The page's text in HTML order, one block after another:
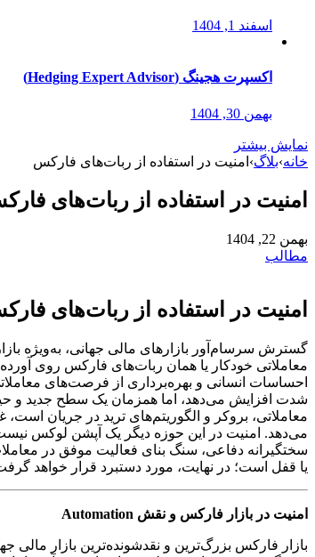
اسفند 1, 1404
اکسپرت هجینگ (Hedging Expert Advisor)
بهمن 30, 1404
نمایش بیشتر
خانه›بلاگ› امنیت در استفاده از ربات‌های فارکس
امنیت در استفاده از ربات‌های
بهمن 22, 1404
مطالب
امنیت در استفاده از ربات‌های
گسترش سرسام‌آور بازارهای مالی جهانی، به‌ویژه
معاملاتی خودکار یا همان ربات‌های فارکس روی
احساسات انسانی و بهره‌برداری از فرصت‌های
شدت افزایش می‌دهد، اما همزمان یک سطح جدید و
معاملاتی، بروکر و الگوریتم‌های ترید در جریان است،
می‌دهد. امنیت در این حوزه دیگر یک آپشن لوکس
سختگیرانه دفاعی، سنگ بنای فعالیت موفق در
یا قفل است؛ در نهایت، مورد دستبرد قرار خواهد
امنیت در بازار فارکس و نقش Automation